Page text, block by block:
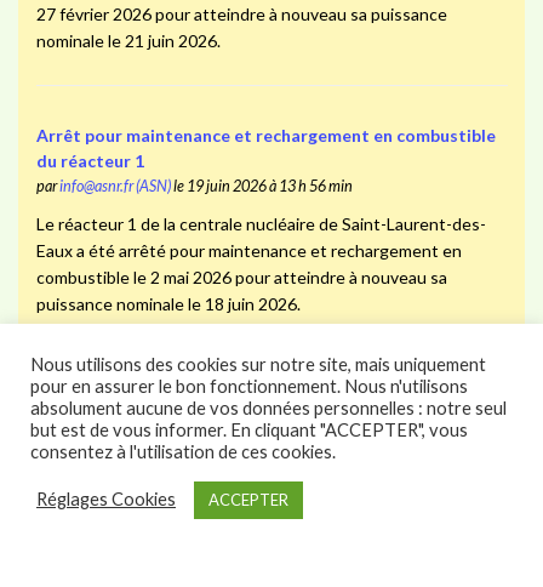
27 février 2026 pour atteindre à nouveau sa puissance
nominale le 21 juin 2026.
Arrêt pour maintenance et rechargement en combustible
du réacteur 1
parinfo@asnr.fr (ASN)le 19 juin 2026 à 13 h 56 min
Le réacteur 1 de la centrale nucléaire de Saint-Laurent-des-
Eaux a été arrêté pour maintenance et rechargement en
combustible le 2 mai 2026 pour atteindre à nouveau sa
puissance nominale le 18 juin 2026.
Arrêt pour maintenance et rechargement en combustible
du réacteur 1
parinfo@asnr.fr (ASN)le 18 juin 2026 à 15 h 44 min
Le réacteur 1 de la centrale nucléaire du Tricastin a été arrêté
pour maintenance et rechargement en combustible le 28
Nous utilisons des cookies sur notre site, mais uniquement
pour en assurer le bon fonctionnement. Nous n'utilisons
absolument aucune de vos données personnelles : notre seul
but est de vous informer. En cliquant "ACCEPTER", vous
consentez à l'utilisation de ces cookies.
Réglages Cookies ACCEPTER